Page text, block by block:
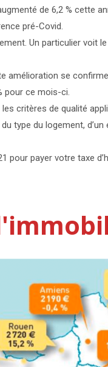
de 6,2 % cette
pré-Covid.
Un particulier voit
se
pour ce mois-ci.
critères de qualité
type du logement,
pour payer votre taxe